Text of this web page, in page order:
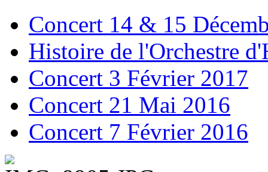
Concert 14 & 15
Histoire de l'Orchestre
Concert 3 Février 2017
Concert 21 Mai 2016
Concert 7 Février 2016